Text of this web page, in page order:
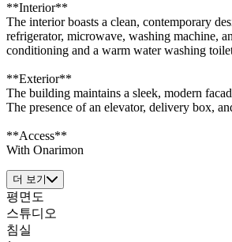
**Interior**
The interior boasts a clean, contemporary
refrigerator, microwave, washing machine,
conditioning and a warm water washing
**Exterior**
The building maintains a sleek, modern
The presence of an elevator, delivery box,
**Access**
With Onarimon
더 보기
평면도
스튜디오
침실